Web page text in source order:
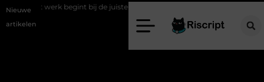
Nieuwe
artikelen
bij de juiste stretch werkbroek